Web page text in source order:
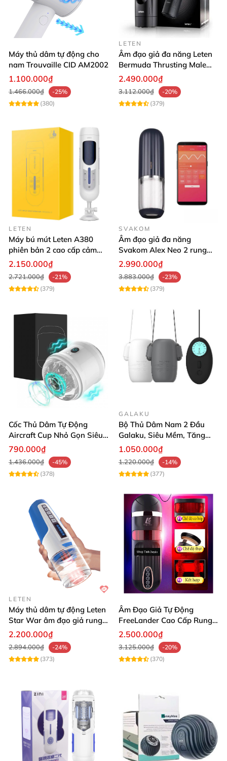
Máy thủ dâm tự động cho
nam Trouvaille CID AM2002
1.100.000₫
1.466.000₫
-25%
(380)
LETEN
Âm đạo giả đa năng Leten
Bermuda Thrusting Male
Masturbator máy thủ dâm
2.490.000₫
3.112.000₫
-20%
(379)
LETEN
Máy bú mút Leten A380
phiên bản 2 cao cấp cảm
giác chân thực
2.150.000₫
2.721.000₫
-21%
(379)
SVAKOM
Âm đạo giả đa năng
Svakom Alex Neo 2 rung
thụt mạnh
2.990.000₫
3.883.000₫
-23%
(379)
Cốc Thủ Dâm Tự Động
Aircraft Cup Nhỏ Gọn Siêu
Kích Thích
790.000₫
1.436.000₫
-45%
(378)
GALAKU
Bộ Thủ Dâm Nam 2 Đầu
Galaku, Siêu Mềm, Tăng
Khoái Cảm
1.050.000₫
1.220.000₫
-14%
(377)
LETEN
Máy thủ dâm tự động Leten
Star War âm đạo giả rung
xoay thụt cao cấp
2.200.000₫
2.894.000₫
-24%
(373)
Âm Đạo Giả Tự Động
FreeLander Cao Cấp Rung
Thụt Co Bóp Cực Mạnh
2.500.000₫
3.125.000₫
-20%
(370)